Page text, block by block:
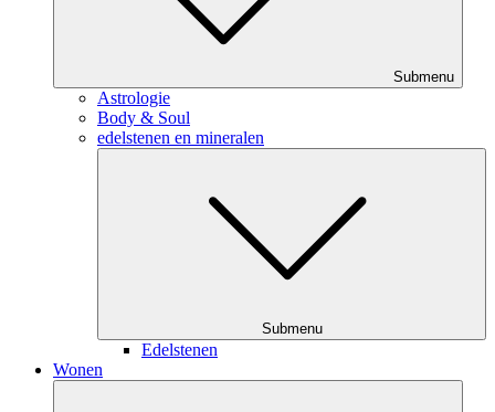
Submenu
Astrologie
Body & Soul
edelstenen en mineralen
Submenu
Edelstenen
Wonen